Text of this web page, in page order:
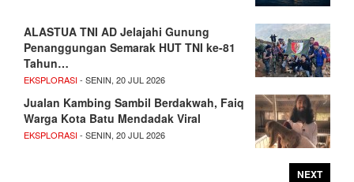
ALASTUA TNI AD Jelajahi Gunung
Penanggungan Semarak HUT TNI ke-81
Tahun…
EKSPLORASI- SENIN, 20 JUL 2026
Jualan Kambing Sambil Berdakwah, Faiq
Warga Kota Batu Mendadak Viral
EKSPLORASI- SENIN, 20 JUL 2026
NEXT